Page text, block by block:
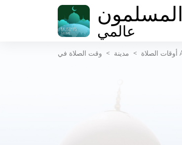
المسلمون
عالمي
أوقات الصلاة > مدينة >